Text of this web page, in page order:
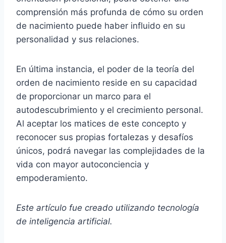
comprensión más profunda de cómo su orden
de nacimiento puede haber influido en su
personalidad y sus relaciones.
En última instancia, el poder de la teoría del
orden de nacimiento reside en su capacidad
de proporcionar un marco para el
autodescubrimiento y el crecimiento personal.
Al aceptar los matices de este concepto y
reconocer sus propias fortalezas y desafíos
únicos, podrá navegar las complejidades de la
vida con mayor autoconciencia y
empoderamiento.
Este artículo fue creado utilizando tecnología
de inteligencia artificial.